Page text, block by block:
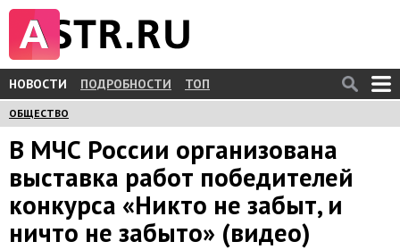
НОВОСТИ ПОДРОБНОСТИ ТОП
ОБЩЕСТВО
В МЧС России организована
выставка работ победителей
конкурса «Никто не забыт, и
ничто не забыто» (видео)